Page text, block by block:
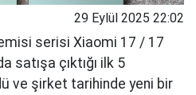
29 Eylül 2025 22:02
serisi Xiaomi 17 / 17
satışa çıktığı ilk 5
ve şirket tarihinde yeni bir